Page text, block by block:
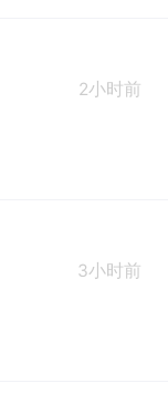
2小时前
3小时前